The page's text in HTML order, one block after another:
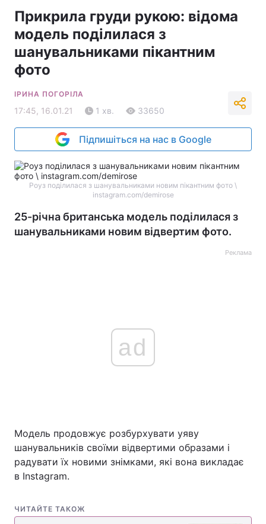
Прикрила груди рукою: відома
модель поділилася з
шанувальниками пікантним
фото
ІРИНА ПОГОРІЛА
17:45, 16.01.21 1 хв. 33650
Підпишіться на нас в Google
Роуз поділилася з шанувальниками новим пікантним фото \
instagram.com/demirose
25-річна британська модель поділилася з
шанувальниками новим відвертим фото.
Реклама
ad
Модель продовжує розбурхувати уяву
шанувальників своїми відвертими образами і
радувати їх новими знімками, які вона викладає
в Instagram.
ЧИТАЙТЕ ТАКОЖ